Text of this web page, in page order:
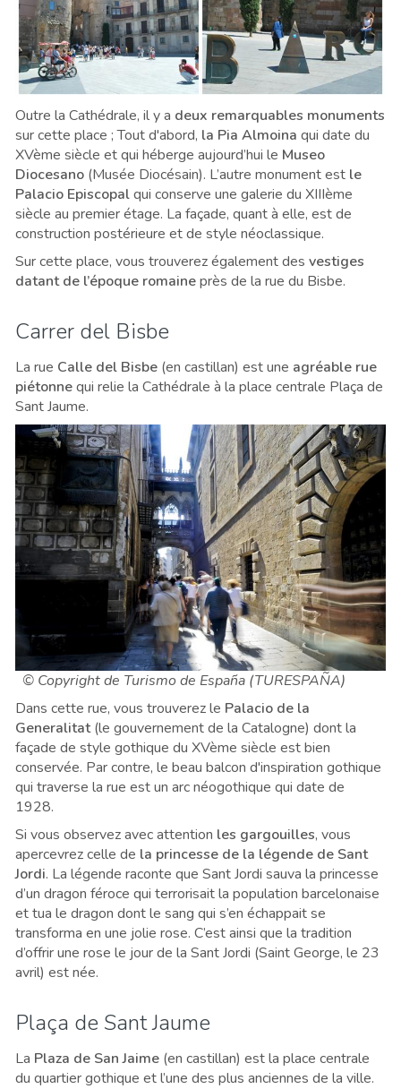
Outre la Cathédrale, il y a deux remarquables monuments
sur cette place ; Tout d'abord, la Pia Almoina qui date du
XVème siècle et qui héberge aujourd’hui le Museo
Diocesano (Musée Diocésain). L’autre monument est le
Palacio Episcopalqui conserve une galerie du XIIIème
siècle au premier étage. La façade, quant à elle, est de
construction postérieure et de style néoclassique.
Sur cette place, vous trouverez également des vestiges
datant de l’époque romaineprès de la rue du Bisbe.
Carrer del Bisbe
La rue Calle del Bisbe (en castillan) est une agréable rue
piétonnequi relie la Cathédrale à la place centrale Plaça de
Sant Jaume.
© Copyright de Turismo de España (TURESPAÑA)
Dans cette rue, vous trouverez le Palacio de la
Generalitat(le gouvernement de la Catalogne) dont la
façade de style gothique du XVème siècle est bien
conservée. Par contre, le beau balcon d'inspiration gothique
qui traverse la rue est un arc néogothique qui date de
1928.
Si vous observez avec attention les gargouilles, vous
apercevrez celle de la princesse de la légende de Sant
Jordi. La légende raconte que Sant Jordi sauva la princesse
d’un dragon féroce qui terrorisait la population barcelonaise
et tua le dragon dont le sang qui s’en échappait se
transforma en une jolie rose. C’est ainsi que la tradition
d’offrir une rose le jour de la Sant Jordi (Saint George, le 23
avril) est née.
Plaça de Sant Jaume
La Plaza de San Jaime (en castillan) est la place centrale
du quartier gothique et l’une des plus anciennes de la ville.